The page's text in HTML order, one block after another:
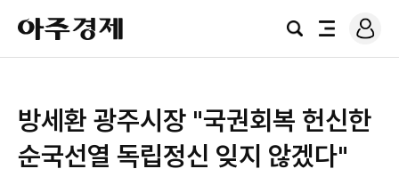
아
주
경
검
전
로
그
방세환 광주시장 "국권회복 헌신한
순국선열 독립정신 잊지 않겠다"